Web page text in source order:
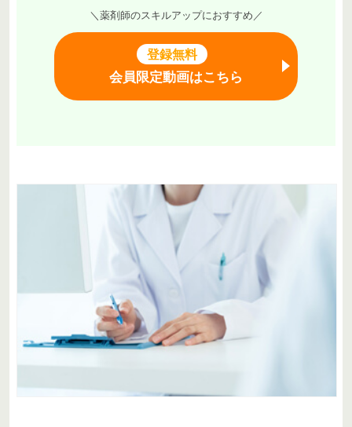
＼薬剤師のスキルアップにおすすめ／
登録無料
会員限定動画はこちら